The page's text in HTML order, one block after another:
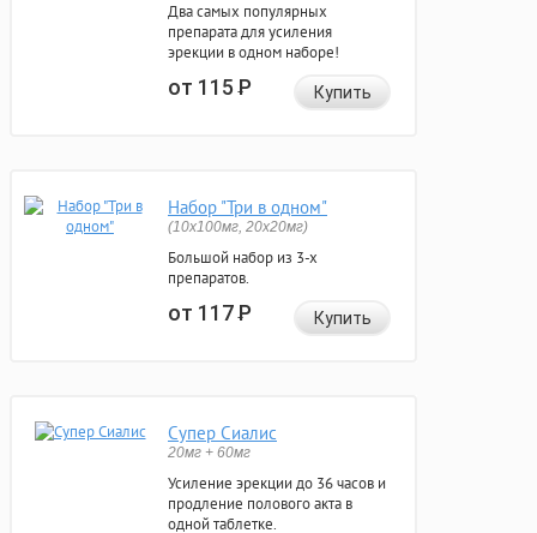
Два самых популярных
препарата для усиления
эрекции в одном наборе!
от 115Р Купить
Набор "Три в одном"
(10x100мг, 20x20мг)
Большой набор из 3-х
препаратов.
от 117Р Купить
Супер Сиалис
20мг + 60мг
Усиление эрекции до 36 часов и
продление полового акта в
одной таблетке.